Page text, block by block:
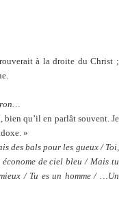
à la droite du Christ ;
qu’il en parlât souvent. Je
»
des bals pour les gueux / Toi,
de ciel bleu / Mais tu
/ Tu es un homme / …Un